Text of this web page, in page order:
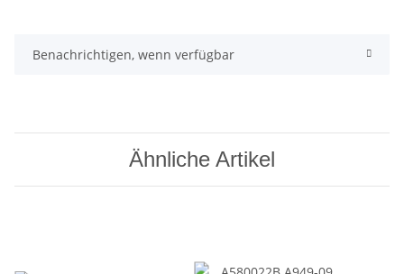
Benachrichtigen, wenn verfügbar
Ähnliche Artikel